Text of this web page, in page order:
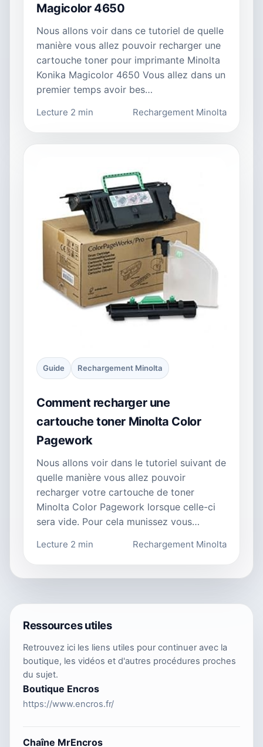
Magicolor 4650
Nous allons voir dans ce tutoriel de quelle
manière vous allez pouvoir recharger une
cartouche toner pour imprimante Minolta
Konika Magicolor 4650 Vous allez dans un
premier temps avoir bes…
Lecture 2 min Rechargement Minolta
Guide Rechargement Minolta
Comment recharger une
cartouche toner Minolta Color
Pagework
Nous allons voir dans le tutoriel suivant de
quelle manière vous allez pouvoir
recharger votre cartouche de toner
Minolta Color Pagework lorsque celle-ci
sera vide. Pour cela munissez vous…
Lecture 2 min Rechargement Minolta
Ressources utiles
Retrouvez ici les liens utiles pour continuer avec la
boutique, les vidéos et d'autres procédures proches
du sujet.
Boutique Encros
https://www.encros.fr/
Chaîne MrEncros